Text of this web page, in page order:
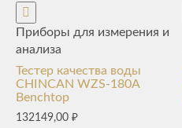
Приборы для измерения и
анализа
Тестер качества воды
CHINCAN WZS-180A
Benchtop
132149,00 ₽